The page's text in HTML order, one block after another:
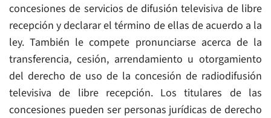
concesiones de servicios de difusión televisiva de libre
recepción y declarar el término de ellas de acuerdo a la
ley. También le compete pronunciarse acerca de la
transferencia, cesión, arrendamiento u otorgamiento
del derecho de uso de la concesión de radiodifusión
televisiva de libre recepción. Los titulares de las
concesiones pueden ser personas jurídicas de derecho